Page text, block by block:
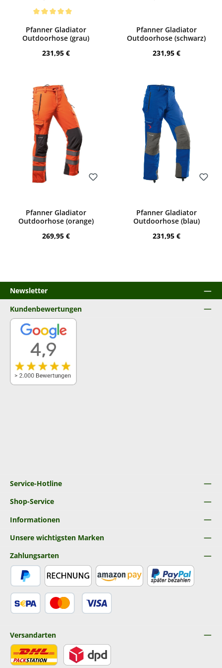
Bewerten
Pfanner Gladiator
Outdoorhose (grau)
Regulärer Preis:
231,95 €
Pfanner Gladiator
Outdoorhose (schwarz)
Regulärer Preis:
231,95 €
Pfanner Gladiator
Outdoorhose (orange)
Regulärer Preis:
269,95 €
Pfanner Gladiator
Outdoorhose (blau)
Regulärer Preis:
231,95 €
Newsletter
Service-Hotline
Shop-Service
Informationen
Unsere wichtigsten Marken
Kundenbewertungen
Zahlungsarten
Versandarten